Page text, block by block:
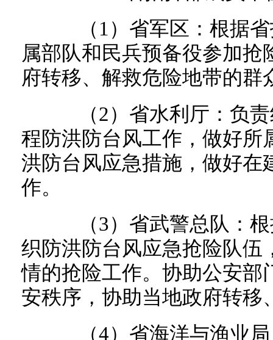
（1）省军区：根据省
属部队和民兵预备役参加
府转移、解救危险地带的群
（2）省水利厅：负责
程防洪防台风工作，做好所
洪防台风应急措施，做好在
作。
（3）省武警总队：根
织防洪防台风应急抢险队伍
情的抢险工作。协助公安部
安秩序，协助当地政府转移
（4）省海洋与渔业局